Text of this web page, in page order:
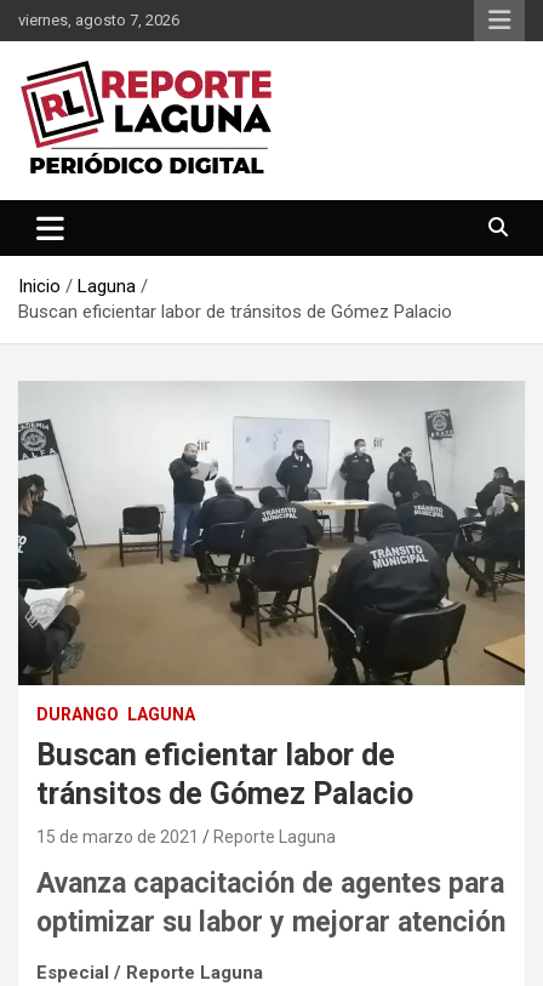
Saltar
al
contenido
viernes, agosto 7, 2026
Reporte Laguna
Inicio
Laguna
Buscan eficientar labor de tránsitos de Gómez Palacio
DURANGO LAGUNA
Buscan eficientar labor de
tránsitos de Gómez Palacio
15 de marzo de 2021 Reporte Laguna
Avanza capacitación de agentes para
optimizar su labor y mejorar atención
Especial / Reporte Laguna